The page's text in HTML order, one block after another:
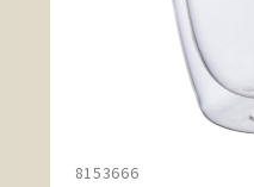
8153666